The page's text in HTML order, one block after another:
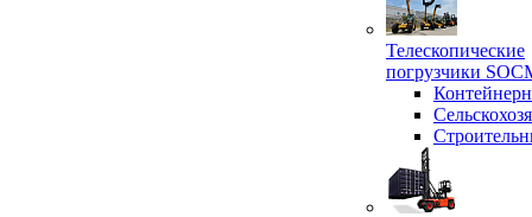
Телескопические
погрузчики